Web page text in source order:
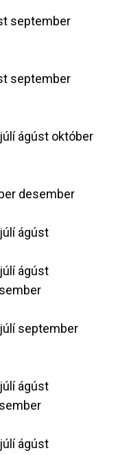
september
september
júlíágúst október
desember
júlíágúst
júlíágúst
júlíseptember
júlíágúst
júlíágúst